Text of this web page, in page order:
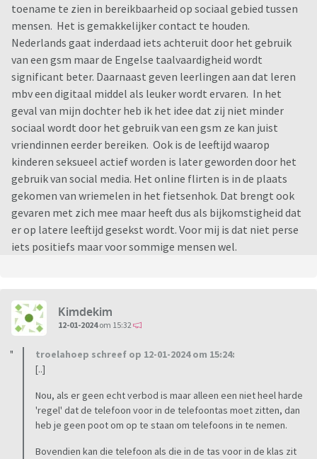
toename te zien in bereikbaarheid op sociaal gebied tussen
mensen. Het is gemakkelijker contact te houden.
Nederlands gaat inderdaad iets achteruit door het gebruik
van een gsm maar de Engelse taalvaardigheid wordt
significant beter. Daarnaast geven leerlingen aan dat leren
mbv een digitaal middel als leuker wordt ervaren. In het
geval van mijn dochter heb ik het idee dat zij niet minder
sociaal wordt door het gebruik van een gsm ze kan juist
vriendinnen eerder bereiken. Ook is de leeftijd waarop
kinderen seksueel actief worden is later geworden door het
gebruik van social media. Het online flirten is in de plaats
gekomen van wriemelen in het fietsenhok. Dat brengt ook
gevaren met zich mee maar heeft dus als bijkomstigheid dat
er op latere leeftijd gesekst wordt. Voor mij is dat niet perse
iets positiefs maar voor sommige mensen wel.
Kimdekim
12-01-2024om 15:32
troelahoep schreef op 12-01-2024 om 15:24:
[..]
Nou, als er geen echt verbod is maar alleen een niet heel harde
'regel' dat de telefoon voor in de telefoontas moet zitten, dan
heb je geen poot om op te staan om telefoons in te nemen.
Bovendien kan die telefoon als die in de tas voor in de klas zit